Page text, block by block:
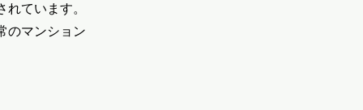
ています。
のマンション